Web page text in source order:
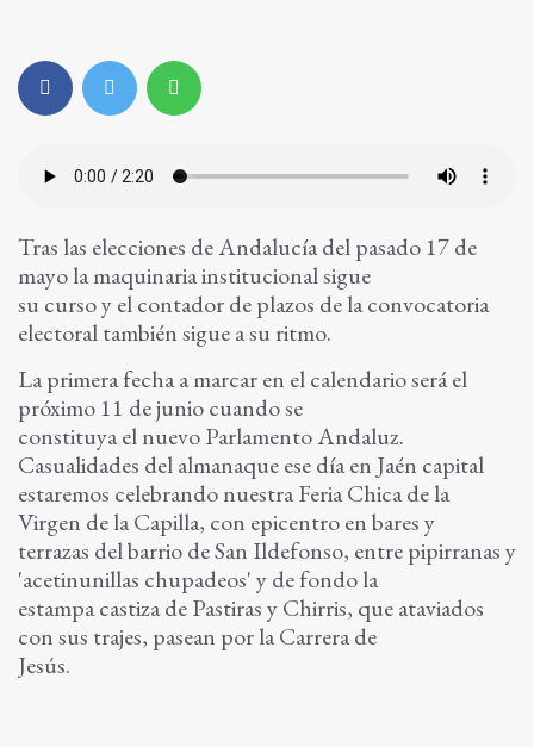
Tras las elecciones de Andalucía del pasado 17 de
mayo la maquinaria institucional sigue
su curso y el contador de plazos de la convocatoria
electoral también sigue a su ritmo.
La primera fecha a marcar en el calendario será el
próximo 11 de junio cuando se
constituya el nuevo Parlamento Andaluz.
Casualidades del almanaque ese día en Jaén capital
estaremos celebrando nuestra Feria Chica de la
Virgen de la Capilla, con epicentro en bares y
terrazas del barrio de San Ildefonso, entre pipirranas y
'acetinunillas chupadeos' y de fondo la
estampa castiza de Pastiras y Chirris, que ataviados
con sus trajes, pasean por la Carrera de
Jesús.